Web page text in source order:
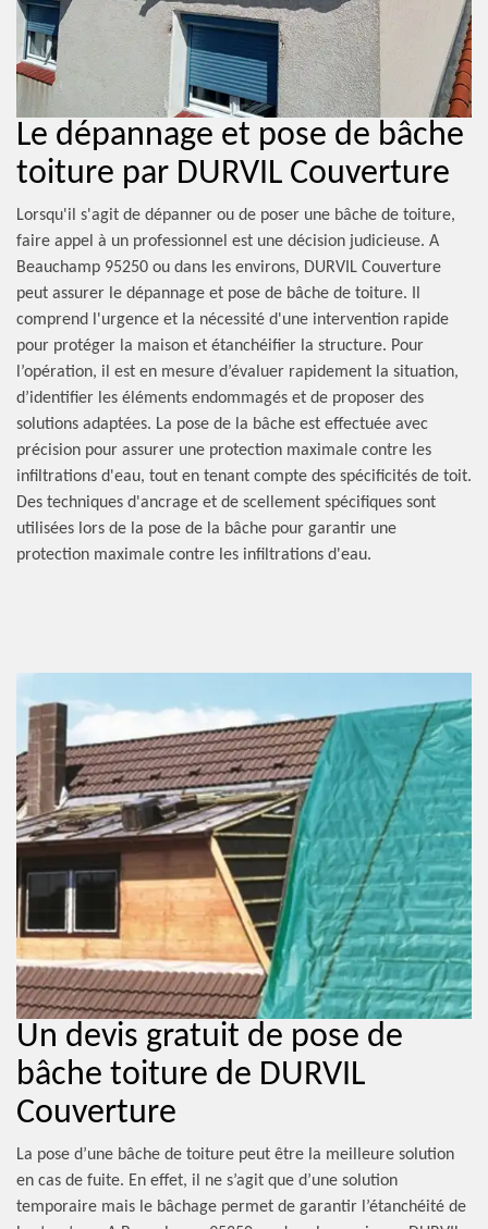
Le dépannage et pose de bâche
toiture par DURVIL Couverture
Lorsqu'il s'agit de dépanner ou de poser une bâche de toiture,
faire appel à un professionnel est une décision judicieuse. A
Beauchamp 95250 ou dans les environs, DURVIL Couverture
peut assurer le dépannage et pose de bâche de toiture. Il
comprend l'urgence et la nécessité d'une intervention rapide
pour protéger la maison et étanchéifier la structure. Pour
l’opération, il est en mesure d’évaluer rapidement la situation,
d’identifier les éléments endommagés et de proposer des
solutions adaptées. La pose de la bâche est effectuée avec
précision pour assurer une protection maximale contre les
infiltrations d'eau, tout en tenant compte des spécificités de toit.
Des techniques d'ancrage et de scellement spécifiques sont
utilisées lors de la pose de la bâche pour garantir une
protection maximale contre les infiltrations d'eau.
Un devis gratuit de pose de
bâche toiture de DURVIL
Couverture
La pose d’une bâche de toiture peut être la meilleure solution
en cas de fuite. En effet, il ne s’agit que d’une solution
temporaire mais le bâchage permet de garantir l’étanchéité de